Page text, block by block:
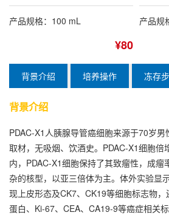
产品规格：100 mL
¥80
产品规
背景介绍 培养操作 冻存
背景介绍
PDAC-X1人胰腺导管癌细胞来源于70岁
取材，无吸烟、饮酒史。PDAC-X1细胞倍
内，PDAC-X1细胞保持了其致瘤性，成瘤
杂的核型，以亚三倍体为主。体外实验显
现上皮形态及CK7、CK19等细胞标志物
蛋白、Ki-67、CEA、CA19-9等癌症相关